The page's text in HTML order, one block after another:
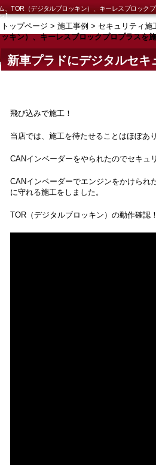
、TOR（デジタルブロッキン）、キーレスブロック
】
トップページ > 施工事例 > セキュリティ施
ッキン）、キーレスブロックプロプラスを
新車プラドにデジタルセ
飛び込みで施工！
当店では、施工を待たせることはほぼあ
CANインベーダーをやられたのでセキュ
CANインベーダーでエンジンをかけられ
に守れる施工をしました。
TOR（デジタルブロッキン）の動作確認！